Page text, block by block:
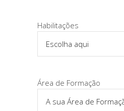
Habilitações
Área de Formação